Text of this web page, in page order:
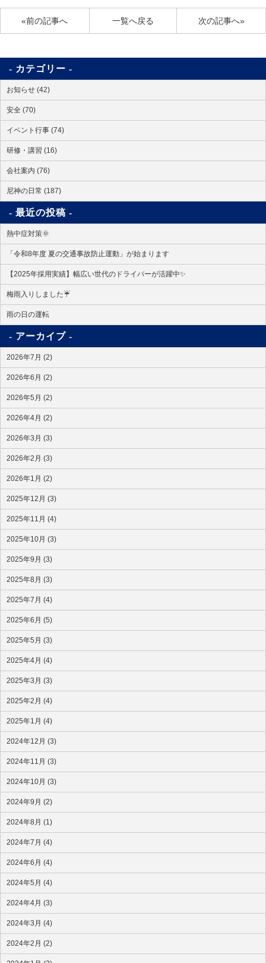
«前の記事へ 次の記事へ»
一覧へ戻る
カテゴリー
お知らせ (42)
安全 (70)
イベント行事 (74)
研修・講習 (16)
会社案内 (76)
尼神の日常 (187)
最近の投稿
熱中症対策🌞
「令和8年度 夏の交通事故防止運動」が始まります
【2025年採用実績】幅広い世代のドライバーが活躍中✨
梅雨入りしました☔
雨の日の運転
アーカイブ
2026年7月 (2)
2026年6月 (2)
2026年5月 (2)
2026年4月 (2)
2026年3月 (3)
2026年2月 (3)
2026年1月 (2)
2025年12月 (3)
2025年11月 (4)
2025年10月 (3)
2025年9月 (3)
2025年8月 (3)
2025年7月 (4)
2025年6月 (5)
2025年5月 (3)
2025年4月 (4)
2025年3月 (3)
2025年2月 (4)
2025年1月 (4)
2024年12月 (3)
2024年11月 (3)
2024年10月 (3)
2024年9月 (2)
2024年8月 (1)
2024年7月 (4)
2024年6月 (4)
2024年5月 (4)
2024年4月 (3)
2024年3月 (4)
2024年2月 (2)